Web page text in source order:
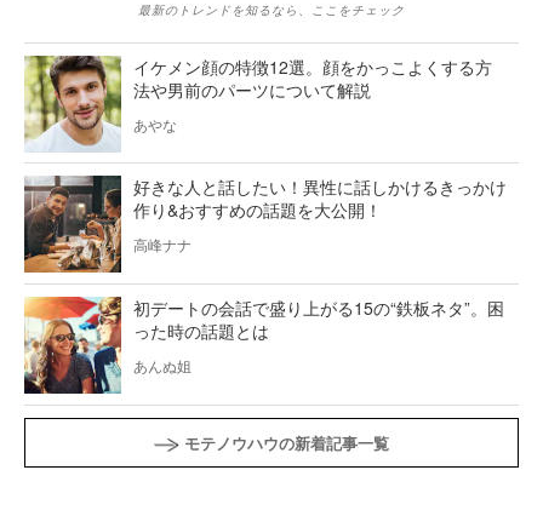
最新のトレンドを知るなら、ここをチェック
イケメン顔の特徴12選。顔をかっこよくする方
法や男前のパーツについて解説
あやな
好きな人と話したい！異性に話しかけるきっかけ
作り&おすすめの話題を大公開！
高峰ナナ
初デートの会話で盛り上がる15の“鉄板ネタ”。困
った時の話題とは
あんぬ姐
モテノウハウの新着記事一覧